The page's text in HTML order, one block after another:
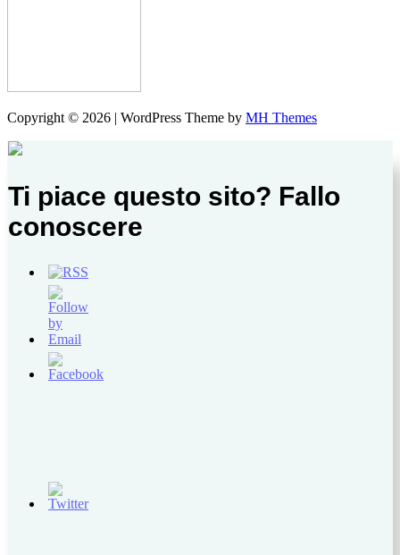
Copyright © 2026 | WordPress Theme by MH Themes
Ti piace questo sito? Fallo
conoscere